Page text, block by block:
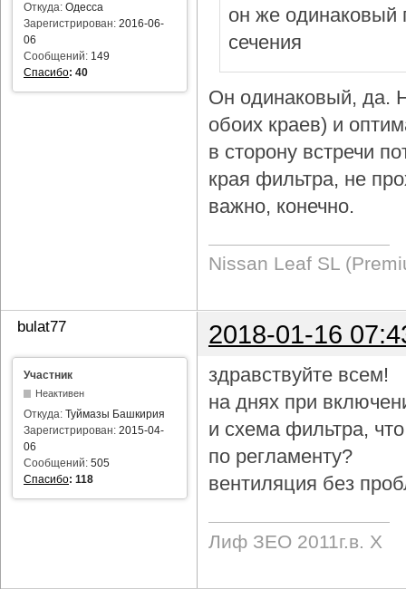
Откуда: Одесса
Зарегистрирован: 2016-06-
06
Сообщений: 149
Спасибо: 40
он же одинаковый
сечения
Он одинаковый, да.
обоих краев) и
в сторону встречи
края фильтра, не
важно, конечно.
Nissan Leaf SL
bulat77 2018-01-16
Участник
Неактивен
Откуда: Туймазы Башкирия
Зарегистрирован: 2015-04-
06
Сообщений: 505
Спасибо: 118
здравствуйте всем!
на днях при
и схема фильтра,
по регламенту?
вентиляция без
Лиф ЗЕО 2011г.в. Х